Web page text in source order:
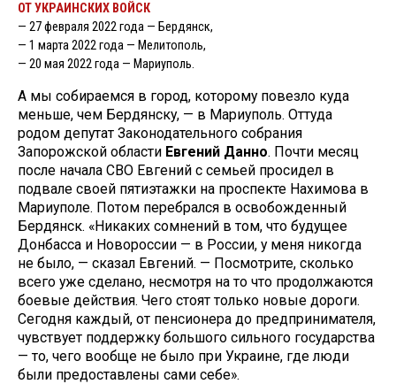
ОТ УКРАИНСКИХ ВОЙСК
— 27 февраля 2022 года — Бердянск,
— 1 марта 2022 года — Мелитополь,
— 20 мая 2022 года — Мариуполь.
А мы собираемся в город, которому повезло куда
меньше, чем Бердянску, — в Мариуполь. Оттуда
родом депутат Законодательного собрания
Запорожской области Евгений Данно. Почти месяц
после начала СВО Евгений с семьей просидел в
подвале своей пятиэтажки на проспекте Нахимова в
Мариуполе. Потом перебрался в освобожденный
Бердянск. «Никаких сомнений в том, что будущее
Донбасса и Новороссии — в России, у меня никогда
не было, — сказал Евгений. — Посмотрите, сколько
всего уже сделано, несмотря на то что продолжаются
боевые действия. Чего стоят только новые дороги.
Сегодня каждый, от пенсионера до предпринимателя,
чувствует поддержку большого сильного государства
— то, чего вообще не было при Украине, где люди
были предоставлены сами себе».